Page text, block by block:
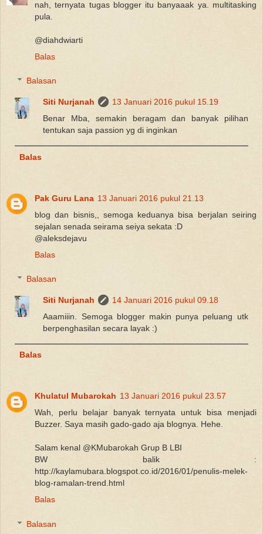
nah, ternyata tugas blogger itu banyaaak ya. multitasking
pula.
@diahdwiarti
Balas
Balasan
Siti Nurjanah
13 Januari 2016 pukul 15.19
Benar Mba, semakin beragam dan banyak pilihan
tentukan saja passion yg di inginkan
Balas
Pak Guru Lana 13 Januari 2016 pukul 21.13
blog dan bisnis,, semoga keduanya bisa berjalan seiring
sejalan senada seirama seiya sekata :D
@aleksdejavu
Balas
Balasan
Siti Nurjanah
14 Januari 2016 pukul 09.18
Aaamiiin. Semoga blogger makin punya peluang utk
berpenghasilan secara layak :)
Balas
Khulatul Mubarokah 13 Januari 2016 pukul 23.57
Wah, perlu belajar banyak ternyata untuk bisa menjadi
Buzzer. Saya masih gado-gado aja blognya. Hehe.
Salam kenal @KMubarokah Grup B LBI
BW balik :
http://kaylamubara.blogspot.co.id/2016/01/penulis-melek-
blog-ramalan-trend.html
Balas
Balasan